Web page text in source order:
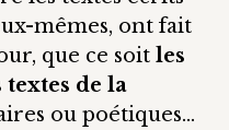
mêmes, ont fait
que ce soit les
de la
ou poétiques…